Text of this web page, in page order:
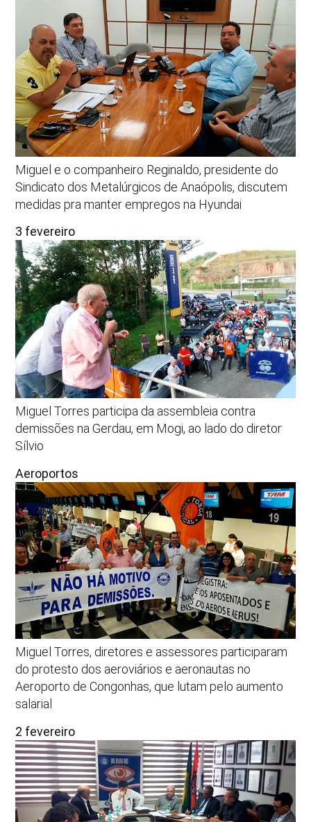
Miguel e o companheiro Reginaldo, presidente do
Sindicato dos Metalúrgicos de Anaópolis, discutem
medidas pra manter empregos na Hyundai
3 fevereiro
Miguel Torres participa da assembleia contra
demissões na Gerdau, em Mogi, ao lado do diretor
Sílvio
Aeroportos
Miguel Torres, diretores e assessores participaram
do protesto dos aeroviários e aeronautas no
Aeroporto de Congonhas, que lutam pelo aumento
salarial
2 fevereiro